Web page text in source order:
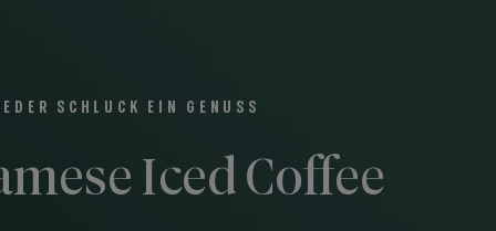
SCHLUCK EIN GENUSS
Iced Coffee